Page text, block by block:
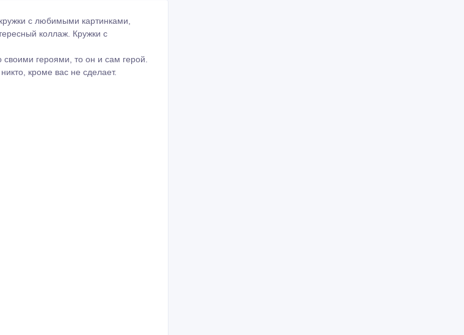
с любимыми картинками,
коллаж. Кружки с
героями, то он и сам герой.
кроме вас не сделает.